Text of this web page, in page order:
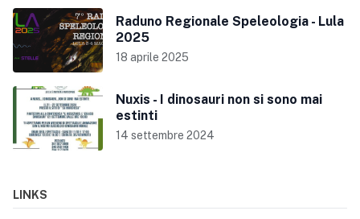
Raduno Regionale Speleologia - Lula
2025
18 aprile 2025
Nuxis - I dinosauri non si sono mai
estinti
14 settembre 2024
LINKS